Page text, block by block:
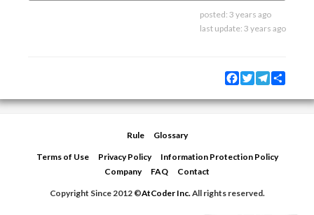
posted: 3 years ago
last update: 3 years ago
Facebook
TwitterTelegram
Rule Glossary
Terms of Use Privacy Policy
Information Protection Policy
Company
FAQ Contact
Copyright Since 2012 ©AtCoder Inc.All rights reserved.